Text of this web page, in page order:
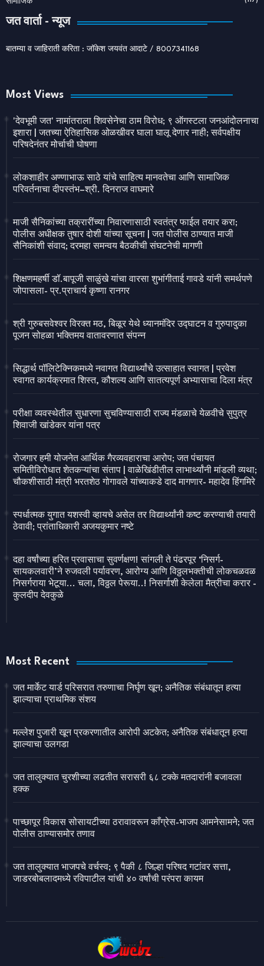
जत वार्ता - न्यूज
बातम्या व जाहिराती करिता : जॉकेश जयवंत आदाटे / 8007341168
Most Views
'देवभूमी जत' नामांतराला शिवसेनेचा ठाम विरोध; ९ ऑगस्टला जनआंदोलनाचा
इशारा | जतच्या ऐतिहासिक ओळखीवर घाला घालू देणार नाही; सर्वपक्षीय
परिषदेनंतर मोर्चाची घोषणा
लोकशाहीर अण्णाभाऊ साठे यांचे साहित्य मानवतेचा आणि सामाजिक
परिवर्तनाचा दीपस्तंभ–श्री. दिनराज वाघमारे
माजी सैनिकांच्या तक्रारींच्या निवारणासाठी स्वतंत्र फाईल तयार करा;
पोलीस अधीक्षक तुषार दोशी यांच्या सूचना | जत पोलीस ठाण्यात माजी
सैनिकांशी संवाद; दरमहा समन्वय बैठकीची संघटनेची मागणी
शिक्षणमहर्षी डॉ.बापूजी साळुंखे यांचा वारसा शुभांगीताई गावडे यांनी समर्थपणे
जोपासला- प्र.प्राचार्य कृष्णा रानगर
श्री गुरुबसवेश्वर विरक्त मठ, बिळूर येथे ध्यानमंदिर उद्घाटन व गुरुपादुका
पूजन सोहळा भक्तिमय वातावरणात संपन्न
सिद्धार्थ पॉलिटेक्निकमध्ये नवागत विद्यार्थ्यांचे उत्साहात स्वागत | प्रवेश
स्वागत कार्यक्रमात शिस्त, कौशल्य आणि सातत्यपूर्ण अभ्यासाचा दिला मंत्र
परीक्षा व्यवस्थेतील सुधारणा सुचविण्यासाठी राज्य मंडळाचे येळवीचे सुपुत्र
शिवाजी खांडेकर यांना पत्र
रोजगार हमी योजनेत आर्थिक गैरव्यवहाराचा आरोप; जत पंचायत
समितीविरोधात शेतकऱ्यांचा संताप | वाळेखिंडीतील लाभार्थ्यांनी मांडली व्यथा;
चौकशीसाठी मंत्री भरतशेठ गोगावले यांच्याकडे दाद मागणार- महादेव हिंगमिरे
स्पर्धात्मक युगात यशस्वी व्हायचे असेल तर विद्यार्थ्यांनी कष्ट करण्याची तयारी
ठेवावी; प्रांताधिकारी अजयकुमार नष्टे
दहा वर्षांच्या हरित प्रवासाचा सुवर्णक्षण! सांगली ते पंढरपूर ‘निसर्ग-
सायकलवारी’ने रुजवली पर्यावरण, आरोग्य आणि विठ्ठलभक्तीची लोकचळवळ
निसर्गराया भेटूया... चला, विठ्ठल पेरूया..! निसर्गाशी केलेला मैत्रीचा करार -
कुलदीप देवकुळे
Most Recent
जत मार्केट यार्ड परिसरात तरुणाचा निर्घृण खून; अनैतिक संबंधातून हत्या
झाल्याचा प्राथमिक संशय
मल्लेश पुजारी खून प्रकरणातील आरोपी अटकेत; अनैतिक संबंधातून हत्या
झाल्याचा उलगडा
जत तालुक्यात चुरशीच्या लढतीत सरासरी ६८ टक्के मतदारांनी बजावला
हक्क
पाच्छापूर विकास सोसायटीच्या ठरावावरून काँग्रेस-भाजप आमनेसामने; जत
पोलीस ठाण्यासमोर तणाव
जत तालुक्यात भाजपचे वर्चस्व; ९ पैकी ८ जिल्हा परिषद गटांवर सत्ता,
जाडरबोबलादमध्ये रविपाटील यांची ४० वर्षांची परंपरा कायम